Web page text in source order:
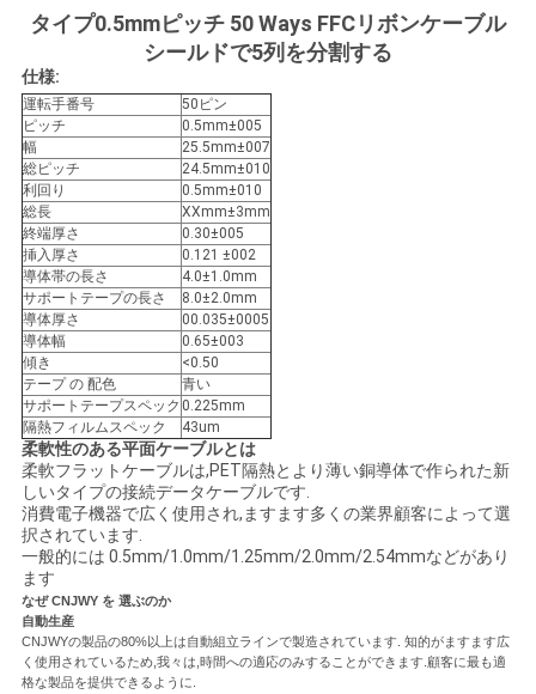
絡
し
な
さ
い
引
用
を
要
求
し
な
さ
い
タイプ0.5mmピッチ 50 Ways FFCリボンケーブル
シールドで5列を分割する
仕様:
運転手番号
50ピン
ピッチ
0.5mm±005
幅
25.5mm±007
総ピッチ
24.5mm±010
利回り
0.5mm±010
総長
XXmm±3mm
終端厚さ
0.30±005
挿入厚さ
0.121 ±002
導体帯の長さ
4.0±1.0mm
サポートテープの長さ
8.0±2.0mm
導体厚さ
00.035±0005
導体幅
0.65±003
傾き
<0.50
テープ の 配色
青い
サポートテープスペック 0.225mm
隔熱フィルムスペック
43um
柔軟性のある平面ケーブルとは
柔軟フラットケーブルは,PET隔熱とより薄い銅導体で作られた新
しいタイプの接続データケーブルです.
消費電子機器で広く使用され,ますます多くの業界顧客によって選
択されています.
一般的には 0.5mm/1.0mm/1.25mm/2.0mm/2.54mmなどがあり
ます
なぜ CNJWY を 選ぶのか
自動生産
CNJWYの製品の80%以上は自動組立ラインで製造されています. 知的がますます広
く使用されているため,我々は,時間への適応のみすることができます.顧客に最も適
格な製品を提供できるように.